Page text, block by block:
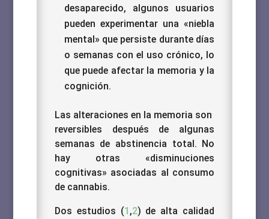
desaparecido, algunos usuarios
pueden experimentar una «niebla
mental» que persiste durante días
o semanas con el uso crónico, lo
que puede afectar la memoria y la
cognición.
Las alteraciones en la memoria son
reversibles después de algunas
semanas de abstinencia total. No
hay otras «disminuciones
cognitivas» asociadas al consumo
de cannabis.
Dos estudios (1 ,2) de alta calidad